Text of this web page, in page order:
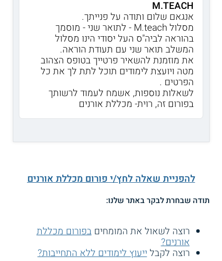
M.TEACH
אנגאם שלום ותודה על פנייתך.
מסלול M.teach - לתואר שני - מוסמך
בהוראה לביה"ס העל יסודי​​​​ הינו מסלול
המשלב תואר שני עם תעודת הוראה.
את מוזמנת להשאיר פרטייך בטופס הצהוב
מטה ויועצת לימודים תוכל לתת לך את כל
הפרטים .
לשאלות נוספות, אשמח לעמוד לרשותך
בפורום זה, רוית- מכללת אורנים
להפניית שאלה לחץ/י פורום מכללת אורנים
תודה שבחרת לבקר באתר שלנו:
רוצה לשאול את המומחיםבפורום מכללת
אורנים?
רוצה לקבלייעוץ לימודים ללא התחייבות?